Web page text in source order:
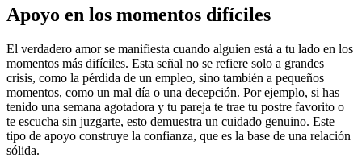
Apoyo en los momentos difíciles
El verdadero amor se manifiesta cuando alguien está a tu lado en los
momentos más difíciles. Esta señal no se refiere solo a grandes
crisis, como la pérdida de un empleo, sino también a pequeños
momentos, como un mal día o una decepción. Por ejemplo, si has
tenido una semana agotadora y tu pareja te trae tu postre favorito o
te escucha sin juzgarte, esto demuestra un cuidado genuino. Este
tipo de apoyo construye la confianza, que es la base de una relación
sólida.